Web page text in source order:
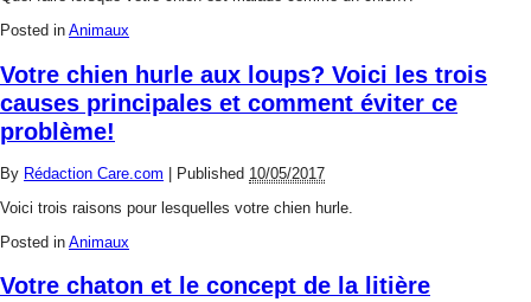
Posted in Animaux
Votre chien hurle aux loups? Voici les trois
causes principales et comment éviter ce
problème!
By Rédaction Care.com | Published 10/05/2017
Voici trois raisons pour lesquelles votre chien hurle.
Posted in Animaux
Votre chaton et le concept de la litière